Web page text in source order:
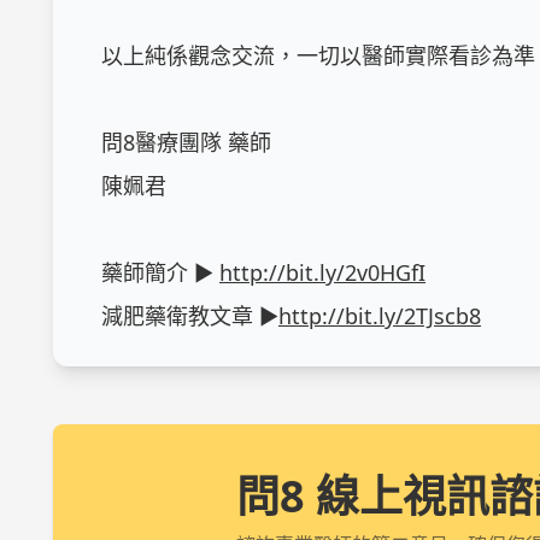
以上純係觀念交流，一切以醫師實際看診為
問8醫療團隊 藥師
陳姵君
藥師簡介 ► http://bit.ly/2v0HGfI
減肥藥衛教文章 ►http://bit.ly/2TJscb8
問8 線上視訊